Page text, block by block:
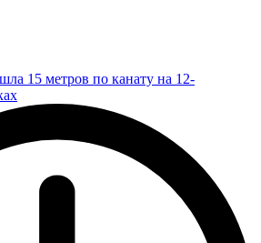
15 метров по канату на 12-